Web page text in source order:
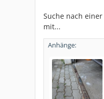
Suche nach
mit...
Anhänge: